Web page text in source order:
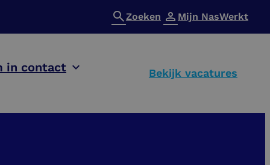
Zoeken Mijn NasWerkt
in contact Bekijk vacatures